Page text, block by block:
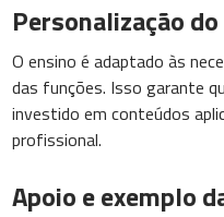
Personalização
O ensino é adaptado às
das funções. Isso garante
investido em conteúdos
profissional.
Apoio e exemplo